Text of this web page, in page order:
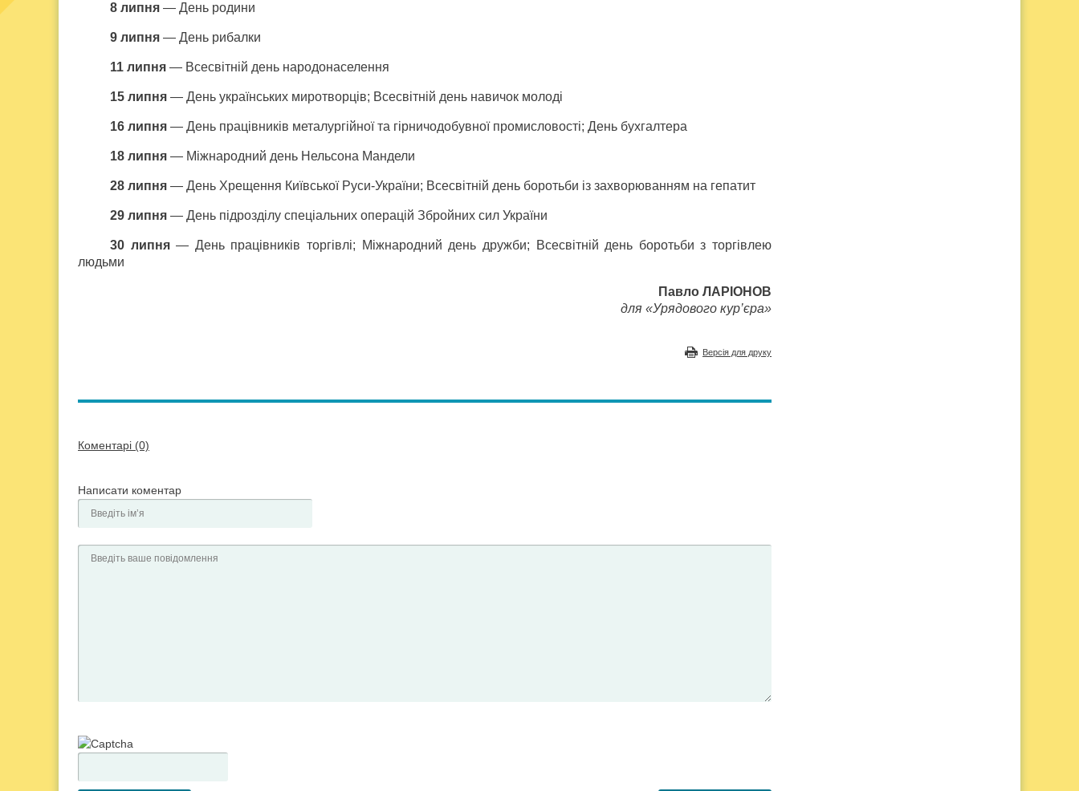
8 липня — День родини
9 липня — День рибалки
11 липня — Всесвітній день народонаселення
15 липня — День українських миротворців; Всесвітній день навичок молоді
16 липня — День працівників металургійної та гірничодобувної промисловості; День бухгалтера
18 липня — Міжнародний день Нельсона Мандели
28 липня — День Хрещення Київської Руси-України; Всесвітній день боротьби із захворюванням на гепатит
29 липня — День підрозділу спеціальних операцій Збройних сил України
30 липня— День працівників торгівлі; Міжнародний день дружби; Всесвітній день боротьби з торгівлею
людьми
Павло ЛАРІОНОВ
для «Урядового кур’єра»
Версія для друку
Коментарі (0)
Написати коментар